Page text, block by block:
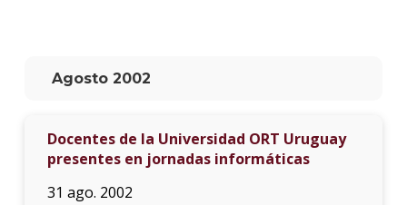
Agosto 2002
Docentes de la Universidad ORT Uruguay
presentes en jornadas informáticas
31 ago. 2002